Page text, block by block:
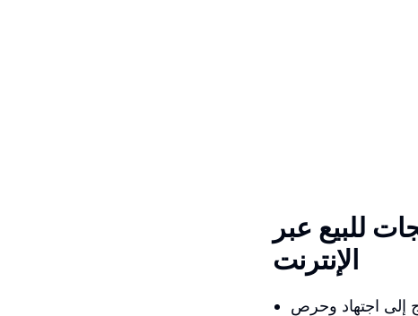
للبيع عبر
الإنترنت
إلى اجتهاد وحرص